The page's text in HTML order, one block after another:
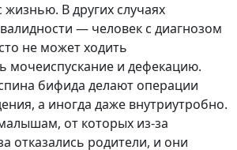
В других случаях
— человек с диагнозом
не может ходить
мочеиспускание и дефекацию.
бифида делают операции
а иногда даже внутриутробно.
от которых из-за
отказались родители, и они